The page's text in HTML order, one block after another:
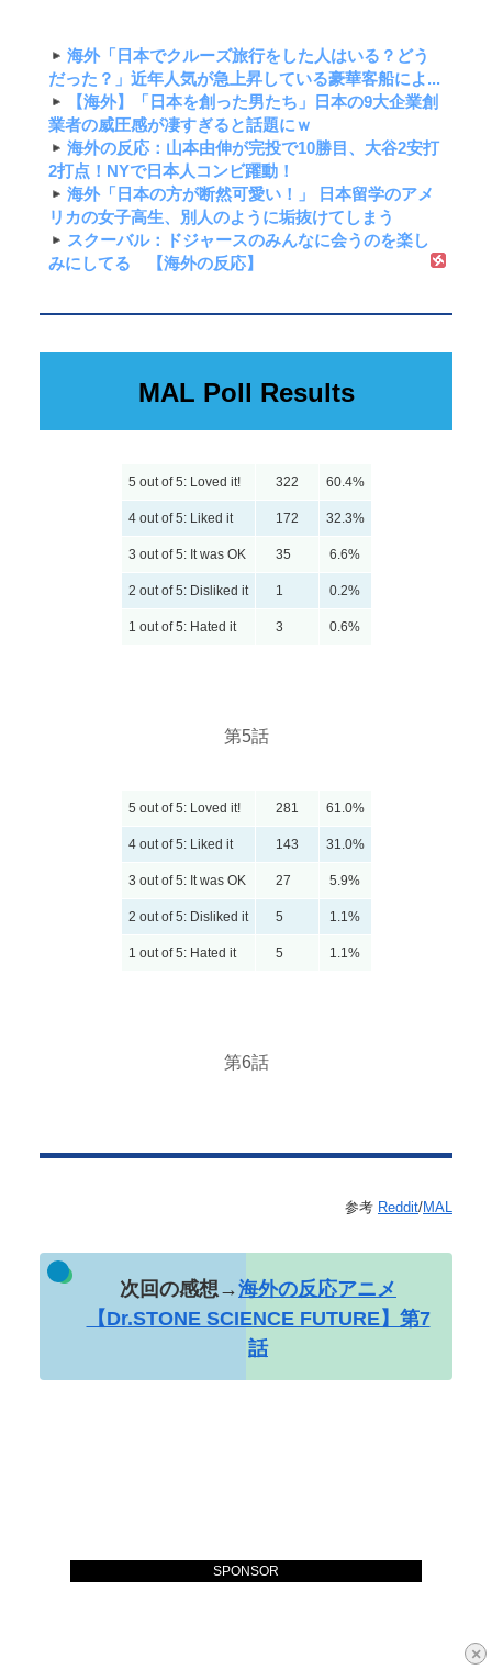
×
SPONSOR
海外「日本でクルーズ旅行をした人はいる？どう
だった？」近年人気が急上昇している豪華客船によ...
【海外】「日本を創った男たち」日本の9大企業創
業者の威圧感が凄すぎると話題にｗ
海外の反応：山本由伸が完投で10勝目、大谷2安打
2打点！NYで日本人コンビ躍動！
海外「日本の方が断然可愛い！」 日本留学のアメ
リカの女子高生、別人のように垢抜けてしまう
スクーバル：ドジャースのみんなに会うのを楽し
みにしてる 【海外の反応】
MAL Poll Results
5 out of 5: Loved it! 322 60.4%
4 out of 5: Liked it 172 32.3%
3 out of 5: It was OK 35 6.6%
2 out of 5: Disliked it 1 0.2%
1 out of 5: Hated it 3 0.6%
第5話
5 out of 5: Loved it! 281 61.0%
4 out of 5: Liked it 143 31.0%
3 out of 5: It was OK 27 5.9%
2 out of 5: Disliked it 5 1.1%
1 out of 5: Hated it 5 1.1%
第6話
参考 Reddit/MAL
次回の感想→海外の反応アニメ
【Dr.STONE SCIENCE FUTURE】第7
話